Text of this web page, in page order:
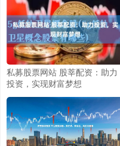
私募股票网站 股莘配资：助力
投资，实现财富梦想